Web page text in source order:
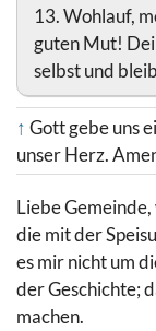
13. Wohlauf,
guten Mut!
selbst und
↑ Gott gebe uns
unser Herz.
Liebe
die mit der
es mir nicht um
der Geschichte;
machen.